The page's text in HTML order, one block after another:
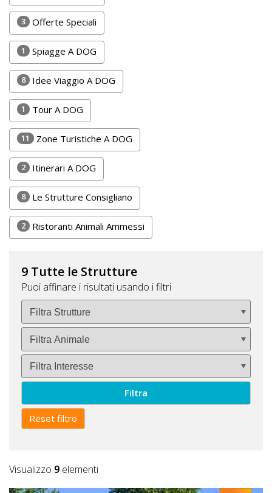
Video
Tutorial
Lavora
con
Noi
Inserisci
Attività
Accedi
3 Offerte Speciali
1 Spiagge A DOG
8 Idee Viaggio A DOG
1 Tour A DOG
11 Zone Turistiche A DOG
2 Itinerari A DOG
8 Le Strutture Consigliano
2 Ristoranti Animali Ammessi
9 Tutte le Strutture
Puoi affinare i risultati usando i filtri
Filtra
Reset filtro
Visualizzo 9 elementi